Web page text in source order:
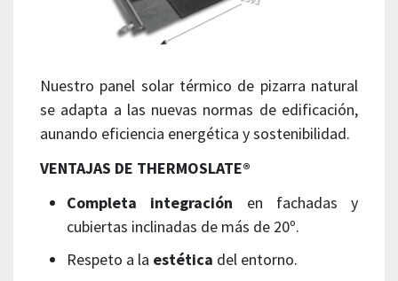
Nuestro panel solar térmico de pizarra natural
se adapta a las nuevas normas de edificación,
aunando eficiencia energética y sostenibilidad.
VENTAJAS DE THERMOSLATE®
Completa integración en fachadas y
cubiertas inclinadas de más de 20º.
Respeto a la estética del entorno.